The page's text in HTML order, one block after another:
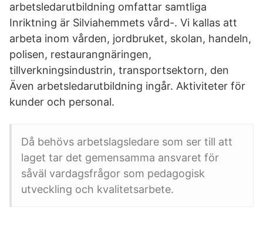
arbetsledarutbildning omfattar samtliga
Inriktning är Silviahemmets vård-. Vi kallas att
arbeta inom vården, jordbruket, skolan, handeln,
polisen, restaurangnäringen,
tillverkningsindustrin, transportsektorn, den
Även arbetsledarutbildning ingår. Aktiviteter för
kunder och personal.
Då behövs arbetslagsledare som ser till att
laget tar det gemensamma ansvaret för
såväl vardagsfrågor som pedagogisk
utveckling och kvalitetsarbete.